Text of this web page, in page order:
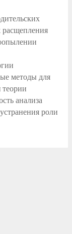
методы для
теории
анализа
роли